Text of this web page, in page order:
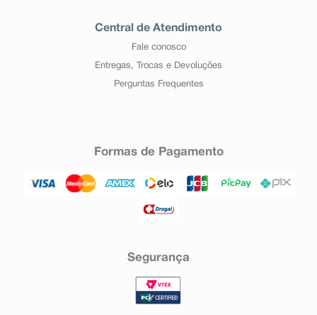
Central de Atendimento
Fale conosco
Entregas, Trocas e Devoluções
Perguntas Frequentes
Formas de Pagamento
Segurança